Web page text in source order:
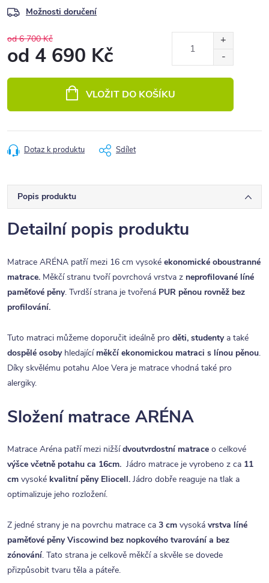
Možnosti doručení
od 6 700 Kč
od 4 690 Kč
VLOŽIT DO KOŠÍKU
Dotaz k produktu Sdílet
Popis produktu
Detailní popis produktu
Matrace ARÉNA patří mezi 16 cm vysoké ekonomické oboustranné
matrace. Měkčí stranu tvoří povrchová vrstva z neprofilované líné
paměťové pěny. Tvrdší strana je tvořená PUR pěnou rovněž bez
profilování.
Tuto matraci můžeme doporučit ideálně pro děti, studentya také
dospělé osobyhledající měkčí ekonomickou matraci s línou pěnou.
Díky skvělému potahu Aloe Vera je matrace vhodná také pro
alergiky.
Složení matrace ARÉNA
Matrace Aréna patří mezi nižšídvoutvrdostní matrace
výšce včetně potahu ca 16cm. Jádro matrace je vyrobeno z ca 11
cm vysoké kvalitní pěny Eliocell. Jádro dobře reaguje na tlak a
optimalizuje jeho rozložení.
Z jedné strany je na povrchu matrace ca 3 cm vysoká vrstva líné
paměťové pěny Viscowind bez nopkového tvarování a bez
zónování. Tato strana je celkově měkčí a skvěle se dovede
přizpůsobit tvaru těla a páteře.